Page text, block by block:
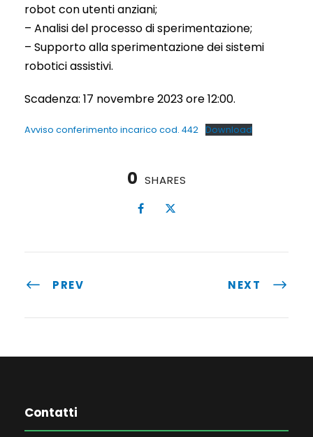
robot con utenti anziani;
– Analisi del processo di sperimentazione;
– Supporto alla sperimentazione dei sistemi
robotici assistivi.
Scadenza: 17 novembre 2023 ore 12:00.
Avviso conferimento incarico cod. 442 Download
0 SHARES
PREV NEXT
Contatti